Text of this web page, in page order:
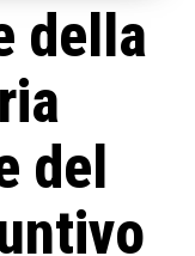
della
del